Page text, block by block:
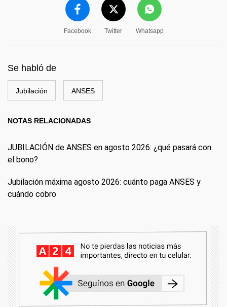
Facebook Twitter Whatsapp
Se habló de
Jubilación ANSES
NOTAS RELACIONADAS
JUBILACIÓN de ANSES en agosto 2026: ¿qué pasará con
el bono?
Jubilación máxima agosto 2026: cuánto paga ANSES y
cuándo cobro